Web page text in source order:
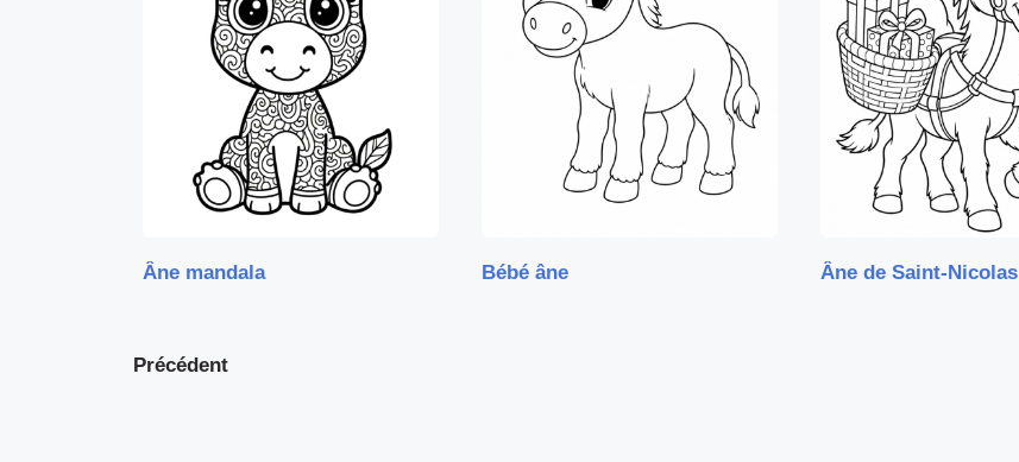
Âne mandala Bébé âne Âne de Saint-Nicolas
Précédent